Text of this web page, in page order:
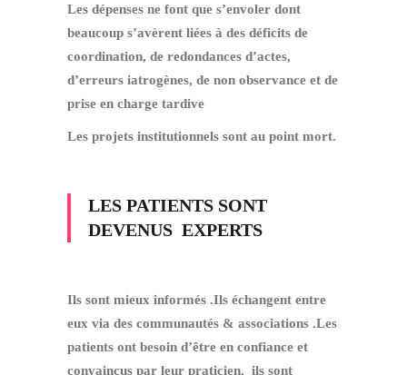
Les dépenses ne font que s’envoler dont
beaucoup s’avèrent liées à des déficits de
coordination, de redondances d’actes,
d’erreurs iatrogènes, de non observance et de
prise en charge tardive
Les projets institutionnels sont au point mort.
LES PATIENTS SONT
DEVENUS EXPERTS
Ils sont mieux informés .Ils échangent entre
eux via des communautés & associations .Les
patients ont besoin d’être en confiance et
convaincus par leur praticien, ils sont